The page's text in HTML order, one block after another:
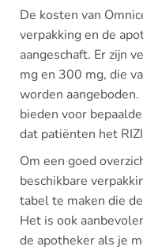
De kosten van
verpakking en de
aangeschaft. Er zijn
mg en 300 mg, die
worden
bieden voor
dat patiënten het
Om een goed
beschikbare
tabel te maken die
Het is ook
de apotheker als je